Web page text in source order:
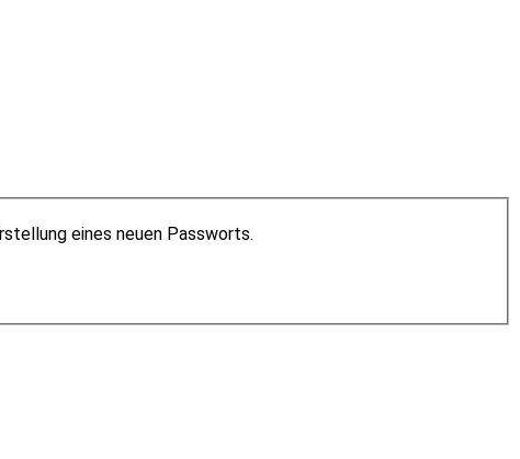
eines neuen Passworts.